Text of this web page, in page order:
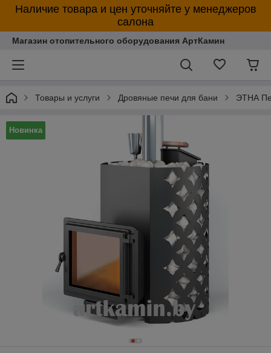
Наличие товара и цен уточняйте у менеджеров
салона
Магазин отопительного оборудования АртКамин
Товары и услуги Дровяные печи для бани ЭТНА
Новинка